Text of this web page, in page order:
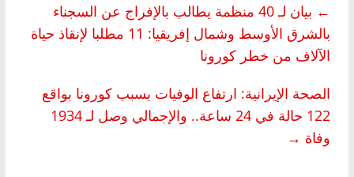
←
بيان لـ 40 منظمة يطالب بالإفراج عن السجناء
بالشرق الأوسط وشمال إفريقيا: 11 مطلبا لإنقاذ حياة
الآلاف من خطر كورونا
الصحة الإيرانية: ارتفاع الوفيات بسبب كورونا بواقع
122 حالة في 24 ساعة.. والإجمالي وصل لـ 1934
وفاة →